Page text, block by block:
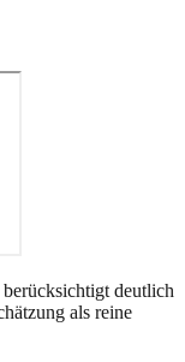
deutlich
als reine